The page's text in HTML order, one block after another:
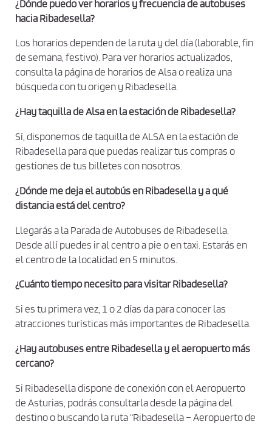
¿Dónde puedo ver horarios y frecuencia de autobuses
hacia Ribadesella?
Los horarios dependen de la ruta y del día (laborable, fin
de semana, festivo). Para ver horarios actualizados,
consulta la página de horarios de Alsa o realiza una
búsqueda con tu origen y Ribadesella.
¿Hay taquilla de Alsa en la estación de Ribadesella?
Sí, disponemos de taquilla de ALSA en la estación de
Ribadesella para que puedas realizar tus compras o
gestiones de tus billetes con nosotros.
¿Dónde me deja el autobús en Ribadesella y a qué
distancia está del centro?
Llegarás a la Parada de Autobuses de Ribadesella.
Desde allí puedes ir al centro a pie o en taxi. Estarás en
el centro de la localidad en 5 minutos.
¿Cuánto tiempo necesito para visitar Ribadesella?
Si es tu primera vez, 1 o 2 días da para conocer las
atracciones turísticas más importantes de Ribadesella.
¿Hay autobuses entre Ribadesella y el aeropuerto más
cercano?
Si Ribadesella dispone de conexión con el Aeropuerto
de Asturias, podrás consultarla desde la página del
destino o buscando la ruta “Ribadesella – Aeropuerto de